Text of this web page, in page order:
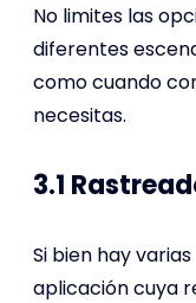
No limites las
diferentes
como cuando
necesitas.
3.1
Si bien hay
aplicación cuya